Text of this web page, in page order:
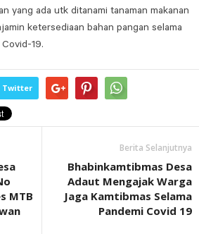
yang ada utk ditanami tanaman makanan
ketersediaan bahan pangan selama
19.
Twitter
MTB
Berita Selanjutnya
Bhabinkamtibmas Desa
Adaut Mengajak Warga
Jaga Kamtibmas Selama
Pandemi Covid 19